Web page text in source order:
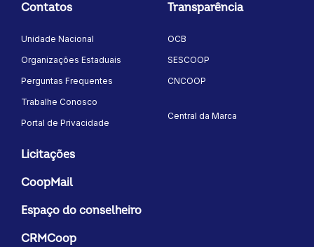
Contatos
Unidade Nacional
Organizações Estaduais
Perguntas Frequentes
Trabalhe Conosco
Portal de Privacidade
Transparência
OCB
SESCOOP
CNCOOP
Central da Marca
Licitações
CoopMail
Espaço do conselheiro
CRMCoop